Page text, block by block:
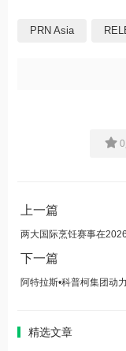
PRN Asia
0
上一篇
两大国际烹饪赛事在
下一篇
阿特拉斯•科普柯集团动
精选文章